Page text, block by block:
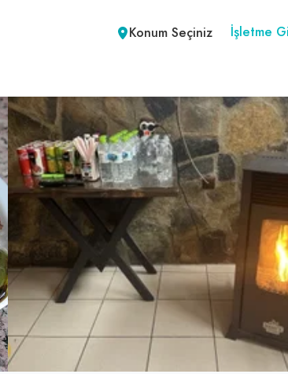
Konum Seçiniz İşletme